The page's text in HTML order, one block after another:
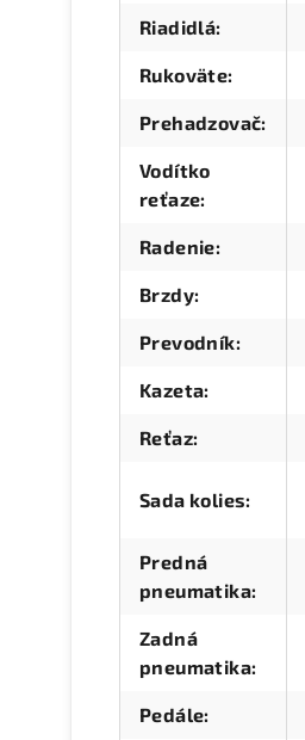
Riadidlá:
Rukoväte:
Prehadzovač:
Vodítko
reťaze:
Radenie:
Brzdy:
Prevodník:
Kazeta:
Reťaz:
Sada kolies:
Predná
pneumatika:
Zadná
pneumatika:
Pedále: